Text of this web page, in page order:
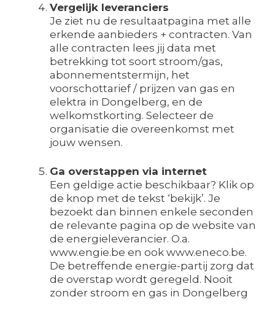
Vergelijk leveranciers
Je ziet nu de resultaatpagina met alle
erkende aanbieders + contracten. Van
alle contracten lees jij data met
betrekking tot soort stroom/gas,
abonnementstermijn, het
voorschottarief / prijzen van gas en
elektra in Dongelberg, en de
welkomstkorting. Selecteer de
organisatie die overeenkomst met
jouw wensen.
Ga overstappen via internet
Een geldige actie beschikbaar? Klik op
de knop met de tekst ‘bekijk’. Je
bezoekt dan binnen enkele seconden
de relevante pagina op de website van
de energieleverancier. O.a.
www.engie.be en ook www.eneco.be.
De betreffende energie-partij zorg dat
de overstap wordt geregeld. Nooit
zonder stroom en gas in Dongelberg